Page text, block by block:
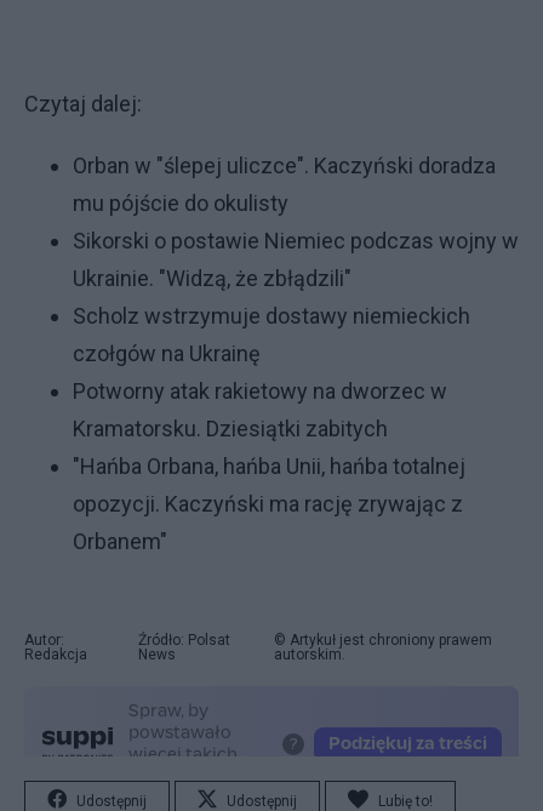
Czytaj dalej:
Orban w "ślepej uliczce". Kaczyński doradza
mu pójście do okulisty
Sikorski o postawie Niemiec podczas wojny w
Ukrainie. "Widzą, że zbłądzili"
Scholz wstrzymuje dostawy niemieckich
czołgów na Ukrainę
Potworny atak rakietowy na dworzec w
Kramatorsku. Dziesiątki zabitych
"Hańba Orbana, hańba Unii, hańba totalnej
opozycji. Kaczyński ma rację zrywając z
Orbanem"
Autor:
Redakcja
Źródło: Polsat
News
© Artykuł jest chroniony prawem
autorskim.
Udostępnij Udostępnij Lubię to!